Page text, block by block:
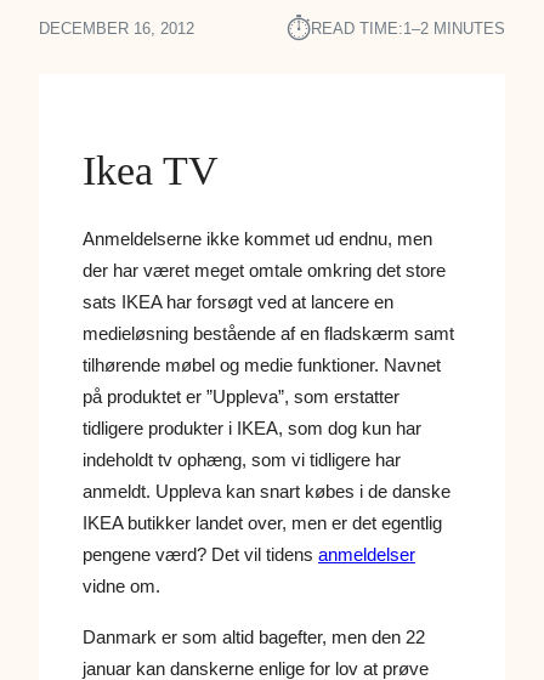
DECEMBER 16, 2012 ⏱︎READ TIME:1–2 MINUTES
Ikea TV
Anmeldelserne ikke kommet ud endnu, men
der har været meget omtale omkring det store
sats IKEA har forsøgt ved at lancere en
medieløsning bestående af en fladskærm samt
tilhørende møbel og medie funktioner. Navnet
på produktet er ”Uppleva”, som erstatter
tidligere produkter i IKEA, som dog kun har
indeholdt tv ophæng, som vi tidligere har
anmeldt. Uppleva kan snart købes i de danske
IKEA butikker landet over, men er det egentlig
pengene værd? Det vil tidens anmeldelser
vidne om.
Danmark er som altid bagefter, men den 22
januar kan danskerne enlige for lov at prøve